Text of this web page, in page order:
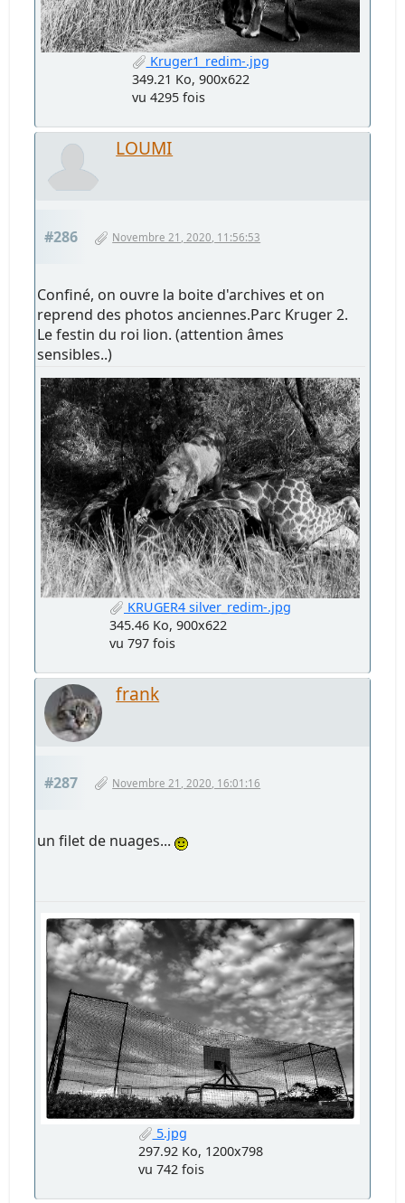
Kruger1_redim-.jpg
349.21 Ko, 900x622
vu 4295 fois
LOUMI
#286 Novembre 21, 2020, 11:56:53
Confiné, on ouvre la boite d'archives et on
reprend des photos anciennes.Parc Kruger 2.
Le festin du roi lion. (attention âmes
sensibles..)
KRUGER4 silver_redim-.jpg
345.46 Ko, 900x622
vu 797 fois
frank
#287 Novembre 21, 2020, 16:01:16
un filet de nuages...
5.jpg
297.92 Ko, 1200x798
vu 742 fois